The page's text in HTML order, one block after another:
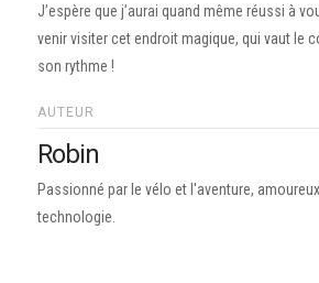
J’espère que j’aurai quand même réussi à
venir visiter cet endroit magique, qui vaut le
son rythme !
AUTEUR
Robin
Passionné par le vélo et l'aventure,
technologie.